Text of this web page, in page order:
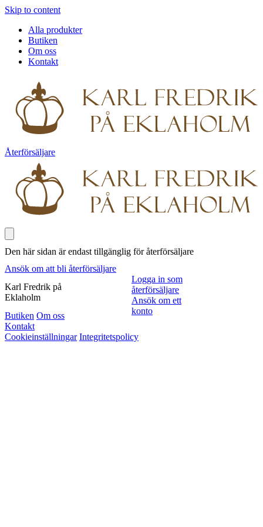
Skip to content
Alla produkter
Butiken
Om oss
Kontakt
Återförsäljare
Den här sidan är endast tillgänglig för återförsäljare
Ansök om att bli återförsäljare
Karl Fredrik på
Eklaholm
Butiken Om oss
Kontakt
Logga in som
återförsäljare
Ansök om ett
konto
Cookieinställningar Integritetspolicy